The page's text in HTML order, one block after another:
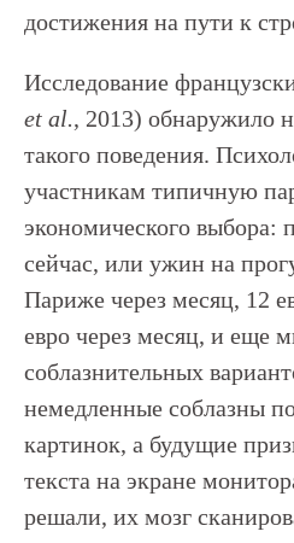
достижения на пути к
Исследование
et al., 2013) обнаружило
такого поведения.
участникам типичную
экономического выбора:
сейчас, или ужин на
Париже через месяц, 12
евро через месяц, и еще
соблазнительных
немедленные соблазны
картинок, а будущие
текста на экране
решали, их мозг